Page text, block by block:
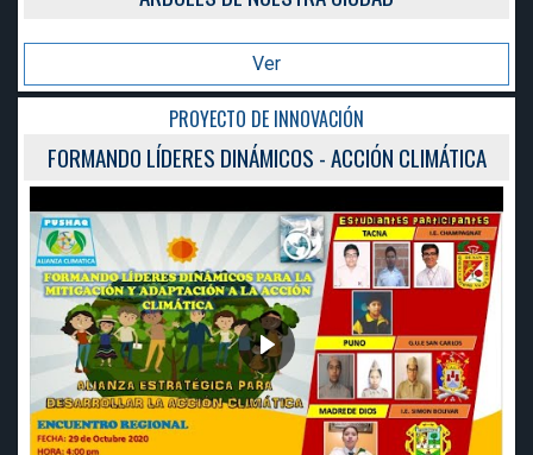
PROYECTO DE INNOVACIÓN
FORMANDO LÍDERES DINÁMICOS - ACCIÓN CLIMÁTICA